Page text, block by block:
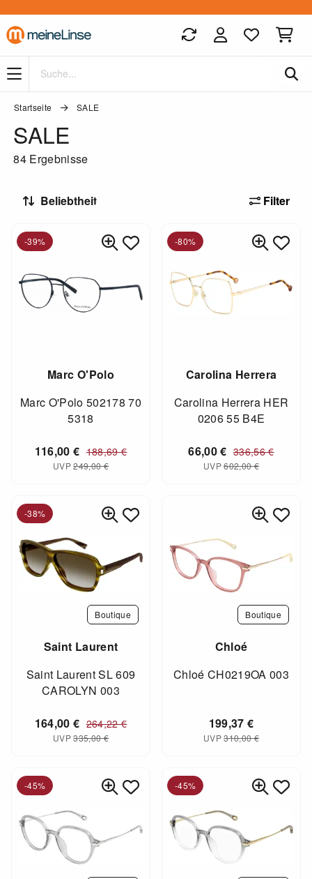
Zum Hauptinhalt springen
Startseite SALE
SALE
84 Ergebnisse
Filter
Marc O'Polo
Marc O'Polo 502178 70
5318
116,00€ 188,69€
UVP249,00€
-39%
Carolina Herrera
Carolina Herrera HER
0206 55 B4E
66,00€ 336,56€
UVP602,00€
-80%
Boutique
Saint Laurent
Saint Laurent SL 609
CAROLYN 003
164,00€ 264,22€
UVP335,00€
-38%
Boutique
Chloé
Chloé CH0219OA 003
199,37€
UVP310,00€
-45% -45%